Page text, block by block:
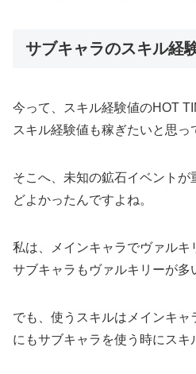
サブキャラのスキル経
今って、スキル経験値のHOT
スキル経験値も稼ぎたいと思っ
そこへ、未知の鉱石イベントが
どよかったんですよね。
私は、メインキャラでヴァルキ
サブキャラもヴァルキリーが多
でも、使うスキルはメインキャ
にもサブキャラを使う時にスキ